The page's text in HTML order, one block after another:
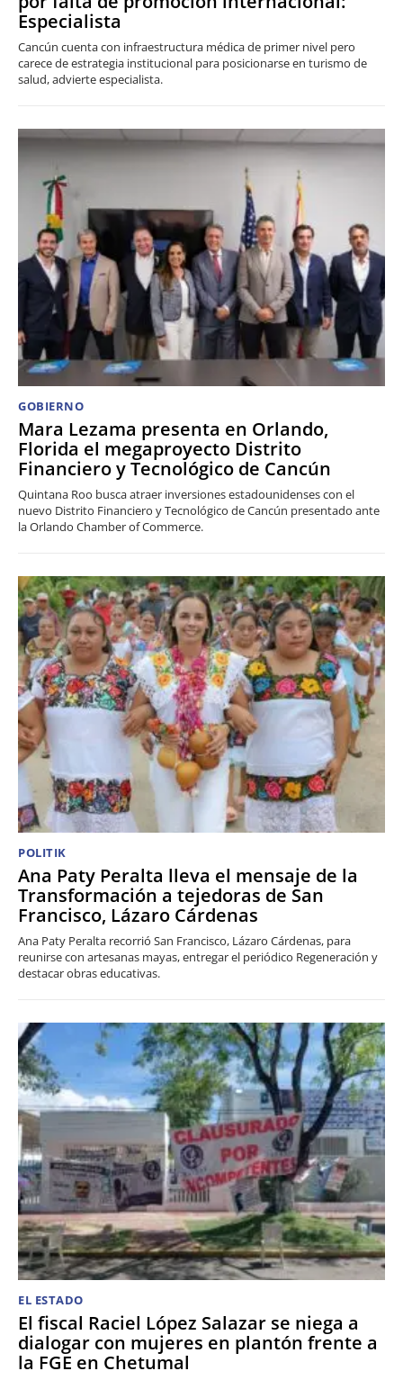
Especialista
Cancún cuenta con infraestructura médica de primer nivel pero
carece de estrategia institucional para posicionarse en turismo de
salud, advierte especialista.
GOBIERNO
Mara Lezama presenta en Orlando,
Florida el megaproyecto Distrito
Financiero y Tecnológico de Cancún
Quintana Roo busca atraer inversiones estadounidenses con el
nuevo Distrito Financiero y Tecnológico de Cancún presentado ante
la Orlando Chamber of Commerce.
POLITIK
Ana Paty Peralta lleva el mensaje de la
Transformación a tejedoras de San
Francisco, Lázaro Cárdenas
Ana Paty Peralta recorrió San Francisco, Lázaro Cárdenas, para
reunirse con artesanas mayas, entregar el periódico Regeneración y
destacar obras educativas.
EL ESTADO
El fiscal Raciel López Salazar se niega a
dialogar con mujeres en plantón frente a
la FGE en Chetumal